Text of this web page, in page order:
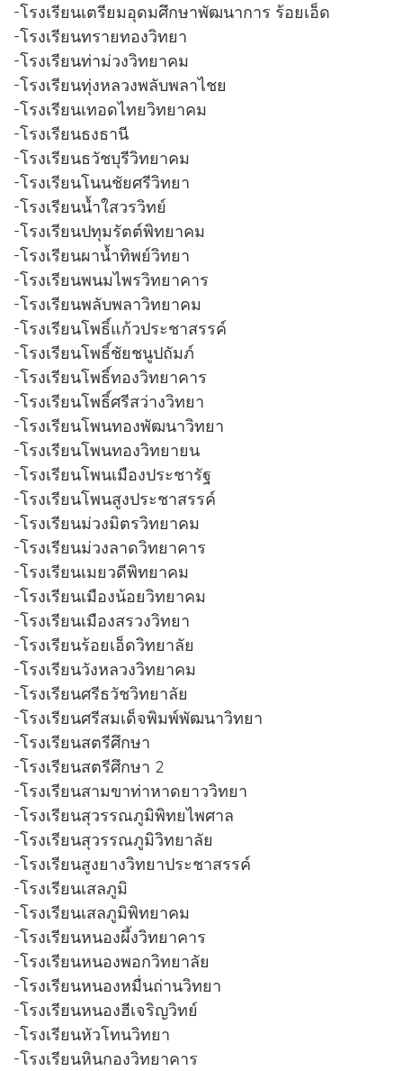
-โรงเรียนเตรียมอุดมศึกษาพัฒนาการ ร้อยเอ็ด
-โรงเรียนทรายทองวิทยา
-โรงเรียนท่าม่วงวิทยาคม
-โรงเรียนทุ่งหลวงพลับพลาไชย
-โรงเรียนเทอดไทยวิทยาคม
-โรงเรียนธงธานี
-โรงเรียนธวัชบุรีวิทยาคม
-โรงเรียนโนนชัยศรีวิทยา
-โรงเรียนน้ำใสวรวิทย์
-โรงเรียนปทุมรัตต์พิทยาคม
-โรงเรียนผาน้ำทิพย์วิทยา
-โรงเรียนพนมไพรวิทยาคาร
-โรงเรียนพลับพลาวิทยาคม
-โรงเรียนโพธิ์แก้วประชาสรรค์
-โรงเรียนโพธิ์ชัยชนูปถัมภ์
-โรงเรียนโพธิ์ทองวิทยาคาร
-โรงเรียนโพธิ์ศรีสว่างวิทยา
-โรงเรียนโพนทองพัฒนาวิทยา
-โรงเรียนโพนทองวิทยายน
-โรงเรียนโพนเมืองประชารัฐ
-โรงเรียนโพนสูงประชาสรรค์
-โรงเรียนม่วงมิตรวิทยาคม
-โรงเรียนม่วงลาดวิทยาคาร
-โรงเรียนเมยวดีพิทยาคม
-โรงเรียนเมืองน้อยวิทยาคม
-โรงเรียนเมืองสรวงวิทยา
-โรงเรียนร้อยเอ็ดวิทยาลัย
-โรงเรียนวังหลวงวิทยาคม
-โรงเรียนศรีธวัชวิทยาลัย
-โรงเรียนศรีสมเด็จพิมพ์พัฒนาวิทยา
-โรงเรียนสตรีศึกษา
-โรงเรียนสตรีศึกษา 2
-โรงเรียนสามขาท่าหาดยาววิทยา
-โรงเรียนสุวรรณภูมิพิทยไพศาล
-โรงเรียนสุวรรณภูมิวิทยาลัย
-โรงเรียนสูงยางวิทยาประชาสรรค์
-โรงเรียนเสลภูมิ
-โรงเรียนเสลภูมิพิทยาคม
-โรงเรียนหนองผึ้งวิทยาคาร
-โรงเรียนหนองพอกวิทยาลัย
-โรงเรียนหนองหมื่นถ่านวิทยา
-โรงเรียนหนองฮีเจริญวิทย์
-โรงเรียนหัวโทนวิทยา
-โรงเรียนหินกองวิทยาคาร